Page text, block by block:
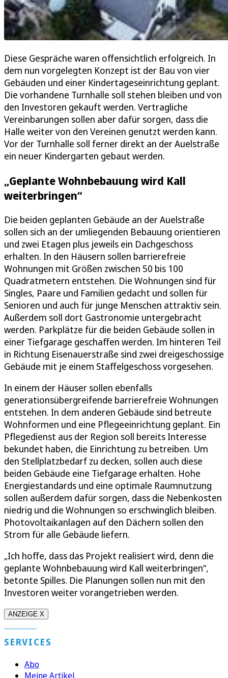
Diese Gespräche waren offensichtlich erfolgreich. In
dem nun vorgelegten Konzept ist der Bau von vier
Gebäuden und einer Kindertageseinrichtung geplant.
Die vorhandene Turnhalle soll stehen bleiben und von
den Investoren gekauft werden. Vertragliche
Vereinbarungen sollen aber dafür sorgen, dass die
Halle weiter von den Vereinen genutzt werden kann.
Vor der Turnhalle soll ferner direkt an der Auelstraße
ein neuer Kindergarten gebaut werden.
„Geplante Wohnbebauung wird Kall
weiterbringen“
Die beiden geplanten Gebäude an der Auelstraße
sollen sich an der umliegenden Bebauung orientieren
und zwei Etagen plus jeweils ein Dachgeschoss
erhalten. In den Häusern sollen barrierefreie
Wohnungen mit Größen zwischen 50 bis 100
Quadratmetern entstehen. Die Wohnungen sind für
Singles, Paare und Familien gedacht und sollen für
Senioren und auch für junge Menschen attraktiv sein.
Außerdem soll dort Gastronomie untergebracht
werden. Parkplätze für die beiden Gebäude sollen in
einer Tiefgarage geschaffen werden. Im hinteren Teil
in Richtung Eisenauerstraße sind zwei dreigeschossige
Gebäude mit je einem Staffelgeschoss vorgesehen.
In einem der Häuser sollen ebenfalls
generationsübergreifende barrierefreie Wohnungen
entstehen. In dem anderen Gebäude sind betreute
Wohnformen und eine Pflegeeinrichtung geplant. Ein
Pflegedienst aus der Region soll bereits Interesse
bekundet haben, die Einrichtung zu betreiben. Um
den Stellplatzbedarf zu decken, sollen auch diese
beiden Gebäude eine Tiefgarage erhalten. Hohe
Energiestandards und eine optimale Raumnutzung
sollen außerdem dafür sorgen, dass die Nebenkosten
niedrig und die Wohnungen so erschwinglich bleiben.
Photovoltaikanlagen auf den Dächern sollen den
Strom für alle Gebäude liefern.
„Ich hoffe, dass das Projekt realisiert wird, denn die
geplante Wohnbebauung wird Kall weiterbringen“,
betonte Spilles. Die Planungen sollen nun mit den
Investoren weiter vorangetrieben werden.
ANZEIGE X
SERVICES
Abo
Meine Artikel